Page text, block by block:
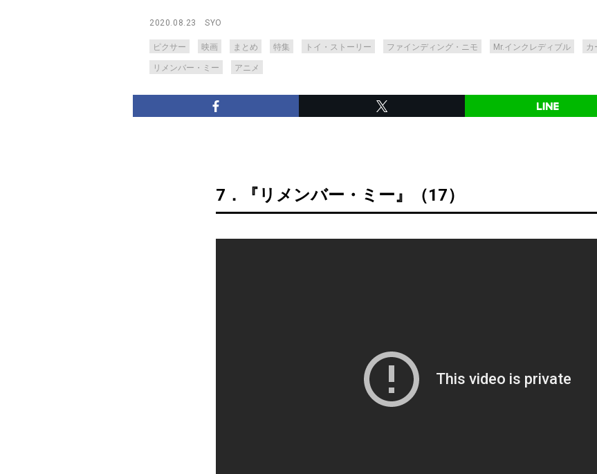
2020.08.23 SYO
ピクサー 映画 まとめ 特集 トイ・ストーリー ファインディング・ニモ Mr.インクレディブル カ
リメンバー・ミー アニメ
7．『リメンバー・ミー』（17）